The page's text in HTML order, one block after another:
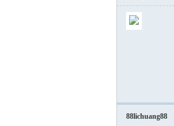
88lichuang88